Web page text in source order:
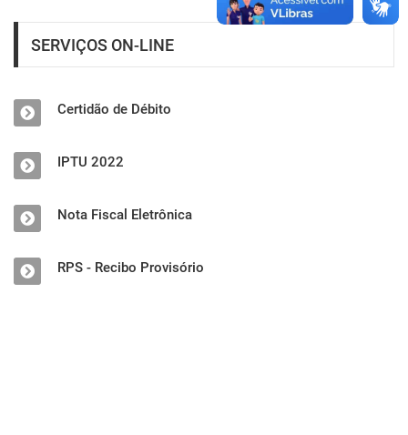
SERVIÇOS ON-LINE
Certidão de Débito
IPTU 2022
Nota Fiscal Eletrônica
RPS - Recibo Provisório